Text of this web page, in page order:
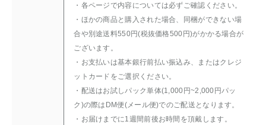
・各ページで内容については必ずご確認ください。
・ほかの商品と購入された場合、同梱ができない場
合や別途送料550円(税抜価格500円)がかかる場合が
ございます。
・お支払いは基本銀行前払い振込み、またはクレジ
ットカードをご選択ください。
・配送はお試しパック単体(1,000円~2,000円パッ
ク)の際はDM便(メール便)でのご配送となります。
・お届けまでに1週間前後お時間を頂戴します。